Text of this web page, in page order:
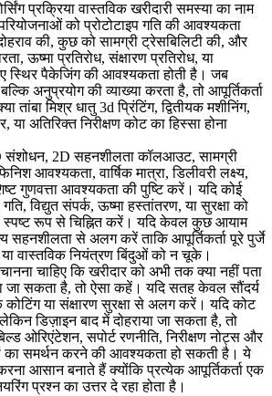
प्रक्रिया वास्तविक खरीदारी समस्या का नाम
को प्रोटोटाइप गति की आवश्यकता
की, कुछ को सामग्री ट्रेसबिलिटी की, और
ऊष्मा प्रतिरोध, संक्षारण प्रतिरोध, या
स्थिर पैकेजिंग की आवश्यकता होती है। जब
अनुप्रयोग की व्याख्या करता है, तो आपूर्तिकर्ता
तांबा मिश्र धातु 3d प्रिंटिंग, द्वितीयक मशीनिंग,
अतिरिक्त निरीक्षण कोट का हिस्सा होना
2D सहनशीलता कॉलआउट, सामग्री
आवश्यकता, वार्षिक मात्रा, डिलीवरी लक्ष्य,
गुणवत्ता आवश्यकता की पुष्टि करें। यदि कोई
विद्युत संपर्क, ऊष्मा हस्तांतरण, या सुरक्षा को
स्पष्ट रूप से चिह्नित करें। यदि केवल कुछ आयाम
सहनशीलता से अलग करें ताकि आपूर्तिकर्ता पूरे पुर्जे
वास्तविक नियंत्रण बिंदुओं को न चूके।
चाहिए कि खरीदार को अभी तक क्या नहीं पता
जा सकता है, तो ऐसा कहें। यदि सतह केवल सौंदर्य
कोटिंग या संक्षारण सुरक्षा से अलग करें। यदि कोट
डिज़ाइन बाद में दोहराया जा सकता है, तो
ओरिएंटेशन, सपोर्ट रणनीति, निरीक्षण नोट्स और
का समर्थन करने की आवश्यकता हो सकती है। ये
आसान बनाते हैं क्योंकि प्रत्येक आपूर्तिकर्ता एक
प्रश्न का उत्तर दे रहा होता है।